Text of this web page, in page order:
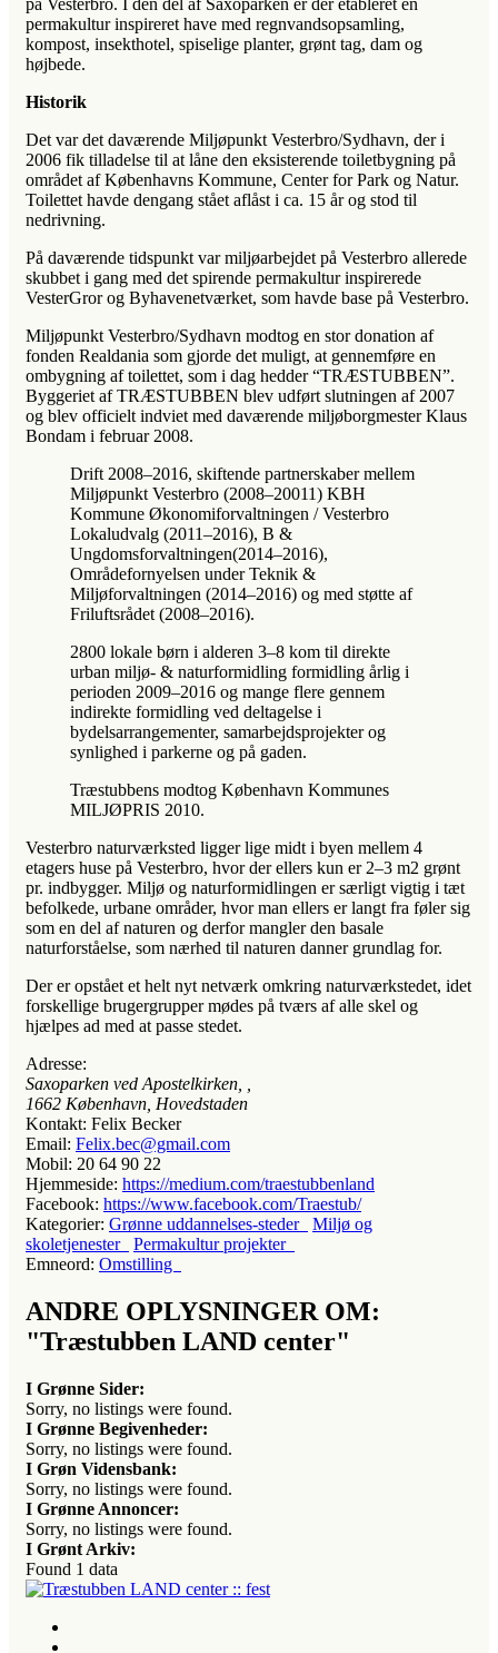
på Vesterbro. I den del af Saxoparken er der etableret en
permakultur inspireret have med regnvandsopsamling,
kompost, insekthotel, spiselige planter, grønt tag, dam og
højbede.
Historik
Det var det daværende Miljøpunkt Vesterbro/Sydhavn, der i
2006 fik tilladelse til at låne den eksisterende toiletbygning på
området af Københavns Kommune, Center for Park og Natur.
Toilettet havde dengang stået aflåst i ca. 15 år og stod til
nedrivning.
På daværende tidspunkt var miljøarbejdet på Vesterbro allerede
skubbet i gang med det spirende permakultur inspirerede
VesterGror og Byhavenetværket, som havde base på Vesterbro.
Miljøpunkt Vesterbro/Sydhavn modtog en stor donation af
fonden Realdania som gjorde det muligt, at gennemføre en
ombygning af toilettet, som i dag hedder “TRÆSTUBBEN”.
Byggeriet af TRÆSTUBBEN blev udført slutningen af 2007
og blev officielt indviet med daværende miljøborgmester Klaus
Bondam i februar 2008.
Drift 2008–2016, skiftende partnerskaber mellem
Miljøpunkt Vesterbro (2008–20011) KBH
Kommune Økonomiforvaltningen / Vesterbro
Lokaludvalg (2011–2016), B &
Ungdomsforvaltningen(2014–2016),
Områdefornyelsen under Teknik &
Miljøforvaltningen (2014–2016) og med støtte af
Friluftsrådet (2008–2016).
2800 lokale børn i alderen 3–8 kom til direkte
urban miljø- & naturformidling formidling årlig i
perioden 2009–2016 og mange flere gennem
indirekte formidling ved deltagelse i
bydelsarrangementer, samarbejdsprojekter og
synlighed i parkerne og på gaden.
Træstubbens modtog København Kommunes
MILJØPRIS 2010.
Vesterbro naturværksted ligger lige midt i byen mellem 4
etagers huse på Vesterbro, hvor der ellers kun er 2–3 m2 grønt
pr. indbygger. Miljø og naturformidlingen er særligt vigtig i tæt
befolkede, urbane områder, hvor man ellers er langt fra føler sig
som en del af naturen og derfor mangler den basale
naturforståelse, som nærhed til naturen danner grundlag for.
Der er opstået et helt nyt netværk omkring naturværkstedet, idet
forskellige brugergrupper mødes på tværs af alle skel og
hjælpes ad med at passe stedet.
Adresse:
Saxoparken ved Apostelkirken
1662 København, Hovedstaden
Kontakt: Felix Becker
Email: Felix.bec@gmail.com
Mobil: 20 64 90 22
Hjemmeside: https://medium.com/traestubbenland
Facebook: https://www.facebook.com/Traestub/
Kategorier: Grønne uddannelses-steder
Miljø og
skoletjenester
Permakultur projekter
Emneord: Omstilling
ANDRE OPLYSNINGER OM:
"Træstubben LAND center"
I Grønne Sider:
Sorry, no listings were found.
I Grønne Begivenheder:
Sorry, no listings were found.
I Grøn Vidensbank:
Sorry, no listings were found.
I Grønne Annoncer:
Sorry, no listings were found.
I Grønt Arkiv:
Found 1 data